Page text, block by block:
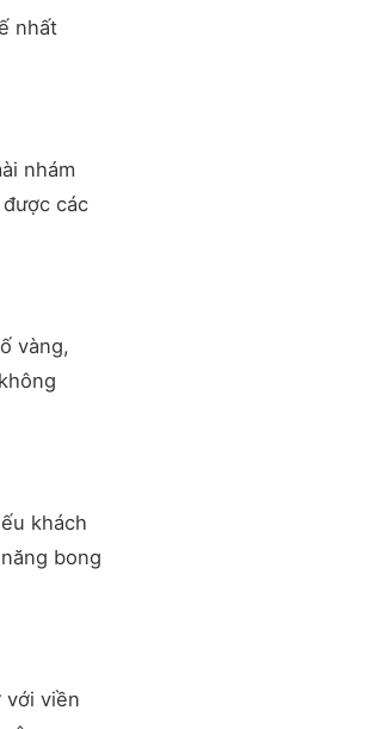
nhất
nhám
các
vàng,
khách
bong
với viền